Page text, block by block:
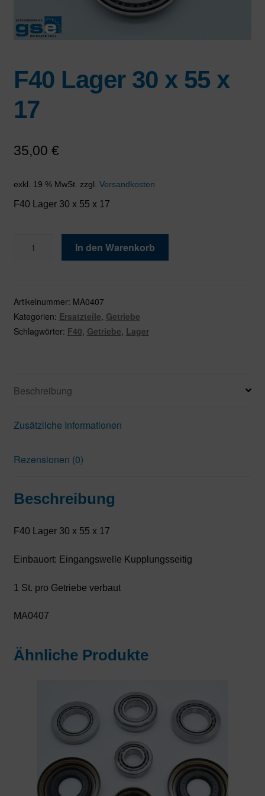
F40 Lager 30 x 55 x
17
35,00 €
exkl. 19 % MwSt. zzgl. Versandkosten
F40 Lager 30 x 55 x 17
Lager
55
x
17
In den Warenkorb
Artikelnummer: MA0407
Kategorien: Ersatzteile, Getriebe
Schlagwörter: F40, Getriebe, Lager
Beschreibung
Zusätzliche Informationen
Rezensionen (0)
Beschreibung
F40 Lager 30 x 55 x 17
Einbauort: Eingangswelle Kupplungsseitig
1 St. pro Getriebe verbaut
MA0407
Ähnliche Produkte